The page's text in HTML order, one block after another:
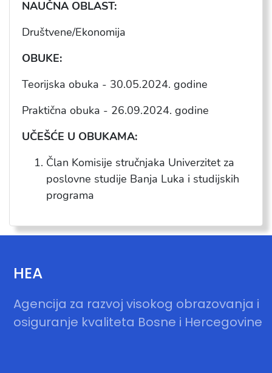
NAUČNA OBLAST:
Društvene/Ekonomija
OBUKE:
Teorijska obuka - 30.05.2024. godine
Praktična obuka - 26.09.2024. godine
UČEŠĆE U OBUKAMA:
Član Komisije stručnjaka Univerzitet za
poslovne studije Banja Luka i studijskih
programa
HEA
Agencija za razvoj visokog obrazovanja i
osiguranje kvaliteta Bosne i Hercegovine